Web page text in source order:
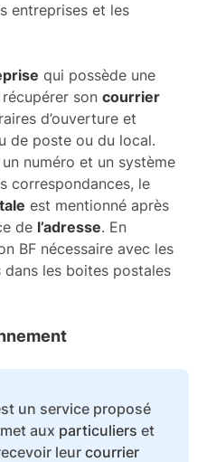
entreprises et les
qui possède une
son courrier
d’ouverture et
de poste ou du local.
numéro et un système
correspondances, le
est mentionné après
de l’adresse. En
BF nécessaire avec les
les boites postales
un service proposé
aux particuliers et
leur courrier